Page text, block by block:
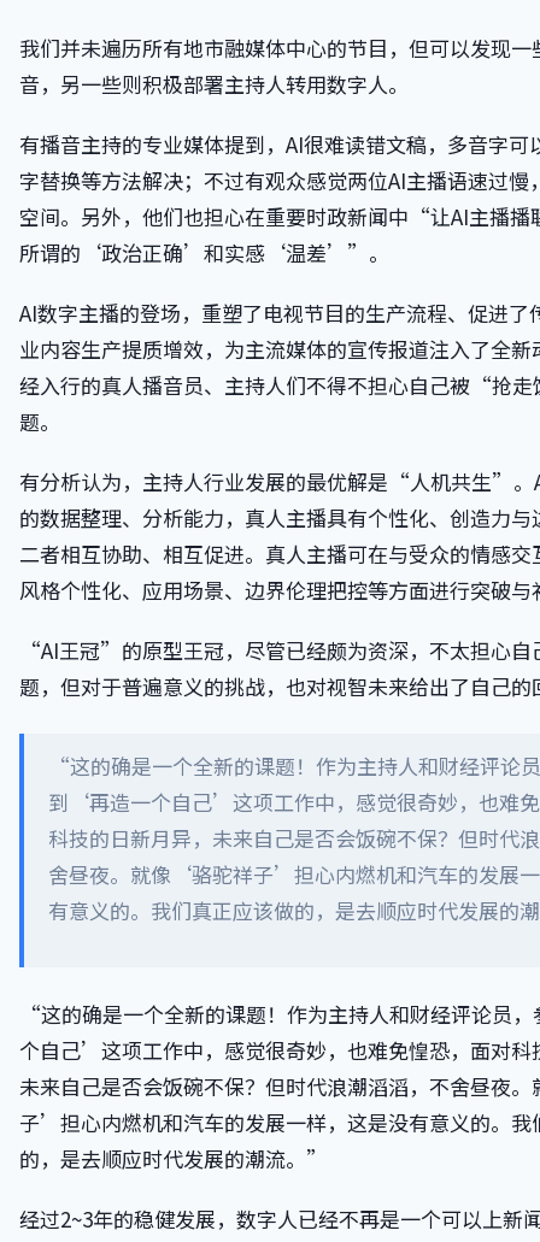
我们并未遍历所有地市融媒体中心的节目，但可以发现一
音，另一些则积极部署主持人转用数字人。
有播音主持的专业媒体提到，AI很难读错文稿，多音字可
字替换等方法解决；不过有观众感觉两位AI主播语速过慢
空间。另外，他们也担心在重要时政新闻中“让AI主播播
所谓的‘政治正确’和实感‘温差’”。
AI数字主播的登场，重塑了电视节目的生产流程、促进了
业内容生产提质增效，为主流媒体的宣传报道注入了全
经入行的真人播音员、主持人们不得不担心自己被“抢
题。
有分析认为，主持人行业发展的最优解是“人机共生”。
的数据整理、分析能力，真人主播具有个性化、创造力
二者相互协助、相互促进。真人主播可在与受众的情感
风格个性化、应用场景、边界伦理把控等方面进行突破与
“AI王冠”的原型王冠，尽管已经颇为资深，不太担心自
题，但对于普遍意义的挑战，也对视智未来给出了自己的
“这的确是一个全新的课题！作为主持人和财经评论
到‘再造一个自己’这项工作中，感觉很奇妙，也难
科技的日新月异，未来自己是否会饭碗不保？但时代
舍昼夜。就像‘骆驼祥子’担心内燃机和汽车的发展
有意义的。我们真正应该做的，是去顺应时代发展的
“这的确是一个全新的课题！作为主持人和财经评论员
个自己’这项工作中，感觉很奇妙，也难免惶恐，面对科
未来自己是否会饭碗不保？但时代浪潮滔滔，不舍昼夜
子’担心内燃机和汽车的发展一样，这是没有意义的。我
的，是去顺应时代发展的潮流。”
经过2~3年的稳健发展，数字人已经不再是一个可以上新